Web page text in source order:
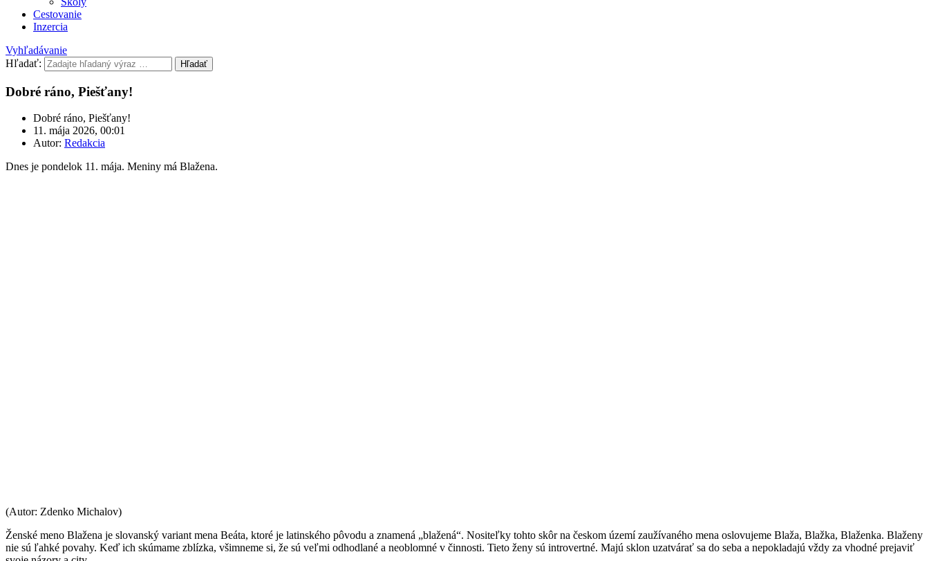
Cestovanie
Inzercia
Vyhľadávanie
Hľadať:
Hľadať
Dobré ráno, Piešťany!
Dobré ráno, Piešťany!
11. mája 2026, 00:01
Autor: Redakcia
Dnes je pondelok 11. mája. Meniny má Blažena.
(Autor: Zdenko Michalov)
Ženské meno Blažena je slovanský variant mena Beáta, ktoré je latinského pôvodu a znamená „blažená“. Nositeľky tohto skôr na českom území zaužívaného mena oslovujeme Blaža, Blažka, Blaženka. Blaženy
nie sú ľahké povahy. Keď ich skúmame zblízka, všimneme si, že sú veľmi odhodlané a neoblomné v činnosti. Tieto ženy sú introvertné. Majú sklon uzatvárať sa do seba a nepokladajú vždy za vhodné prejaviť